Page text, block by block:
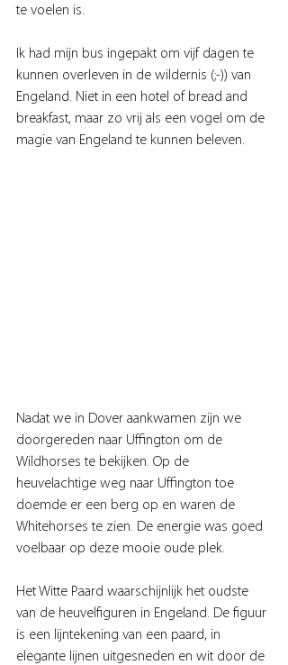
te voelen is.
Ik had mijn bus ingepakt om vijf dagen te
kunnen overleven in de wildernis (;-)) van
Engeland. Niet in een hotel of bread and
breakfast, maar zo vrij als een vogel om de
magie van Engeland te kunnen beleven.
Nadat we in Dover aankwamen zijn we
doorgereden naar Uffington om de
Wildhorses te bekijken. Op de
heuvelachtige weg naar Uffington toe
doemde er een berg op en waren de
Whitehorses te zien. De energie was goed
voelbaar op deze mooie oude plek.
Het Witte Paard waarschijnlijk het oudste
van de heuvelfiguren in Engeland. De figuur
is een lijntekening van een paard, in
elegante lijnen uitgesneden en wit door de